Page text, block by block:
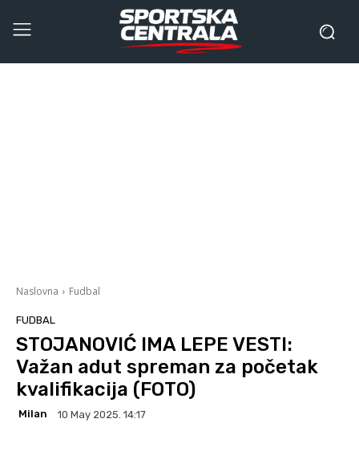
Naslovna Fudbal
FUDBAL
STOJANOVIĆ IMA LEPE VESTI:
Važan adut spreman za početak
kvalifikacija (FOTO)
Milan 10 May 2025. 14:17